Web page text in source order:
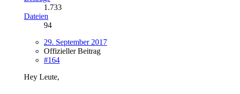
1.733
Dateien
94
29. September 2017
Offizieller Beitrag
#164
Hey Leute,